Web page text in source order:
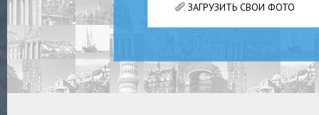
ЗАГРУЗИТЬ СВОИ ФОТО